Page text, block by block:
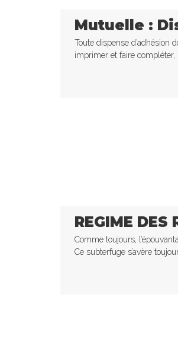
Mutuelle :
Toute dispense d’adhésion
imprimer et faire compléter,
REGIME
Comme toujours,
Ce subterfuge s’avère